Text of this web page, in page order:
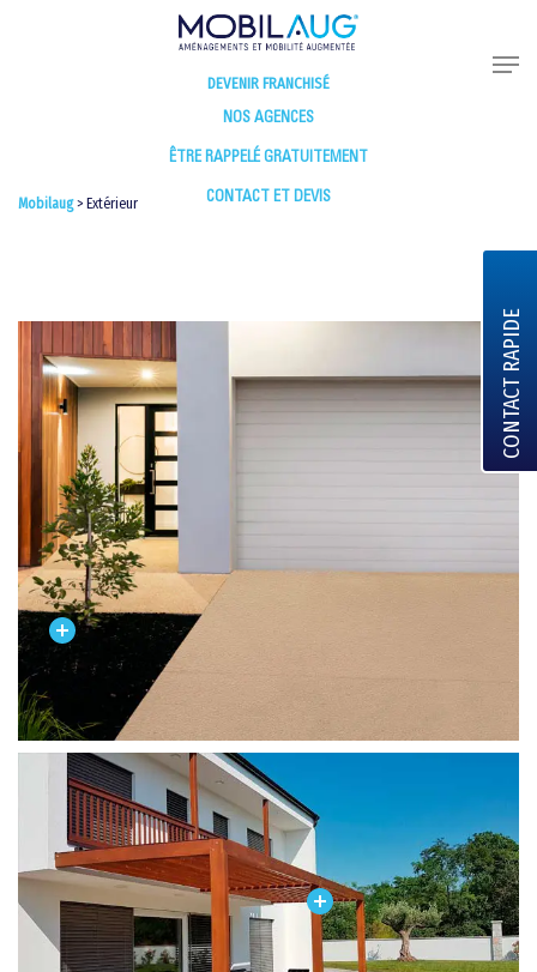
DEVENIR FRANCHISÉ
NOS AGENCES
ÊTRE RAPPELÉ GRATUITEMENT
CONTACT ET DEVIS
Mobilaug> Extérieur
CONTACT RAPIDE